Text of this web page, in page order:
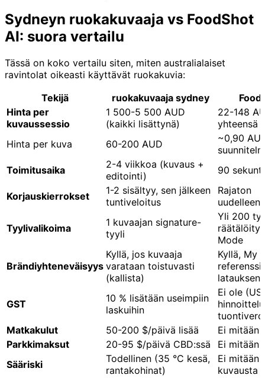
Sydneyn ruokakuvaaja vs FoodShot
AI: suora vertailu
Tässä on koko vertailu siten, miten australialaiset
ravintolat oikeasti käyttävät ruokakuvia:
Tekijä
ruokakuvaaja sydney
Hinta per
kuvaussessio
1 500-5 500 AUD
(kaikki lisättynä)
22-148
yhteensä
Hinta per kuva
60-200 AUD
~0,90
Toimitusaika
2-4 viikkoa (kuvaus +
editointi)
90
Korjauskierrokset
1-2 sisältyy, sen jälkeen
tuntiveloitus
Rajaton
Tyylivalikoima
1 kuvaajan signature-
tyyli
Yli 200
räätälöity
Mode
Brändiyhteneväisyys
Kyllä, jos kuvaaja
varataan toistuvasti
(kallista)
Kyllä, My
latauksen
GST
10 % lisätään useimpiin
laskuihin
Ei ole
Matkakulut
50-200 $/päivä lisää
Ei mitään
Parkkimaksut
20-95 $/päivä CBD:ssä
Ei mitään
Sääriski
Todellinen (35 °C kesä,
rantakohinat)
Ei
kuvausta